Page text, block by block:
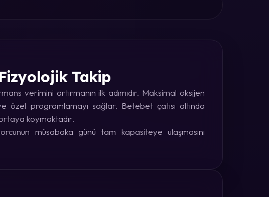
Takip
verimini artırmanın ilk adımıdır. Maksimal oksijen
programlamayı sağlar. Betebet çatısı altında
koymaktadır.
müsabaka günü tam kapasiteye ulaşmasını